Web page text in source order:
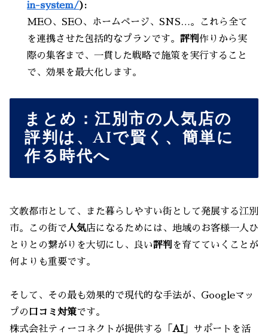
in-system/):
MEO、SEO、ホームページ、SNS…。これら全て
を連携させた包括的なプランです。評判作りから実
際の集客まで、一貫した戦略で施策を実行すること
で、効果を最大化します。
まとめ：江別市の人気店の
評判は、AIで賢く、簡単に
作る時代へ
文教都市として、また暮らしやすい街として発展する江別
市。この街で人気店になるためには、地域のお客様一人ひ
とりとの繋がりを大切にし、良い評判 を育てていくことが
何よりも重要です。
そして、その最も効果的で現代的な手法が、Googleマッ
プの 口コミ対策です。
株式会社ティーコネクトが提供する「 AI 」サポートを活